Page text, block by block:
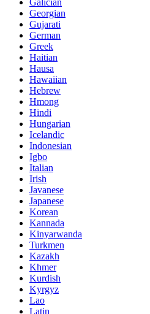
Georgian
Gujarati
German
Greek
Haitian
Hausa
Hawaiian
Hebrew
Hmong
Hindi
Hungarian
Icelandic
Indonesian
Igbo
Italian
Irish
Javanese
Japanese
Korean
Kannada
Kinyarwanda
Turkmen
Kazakh
Khmer
Kurdish
Kyrgyz
Lao
Latin